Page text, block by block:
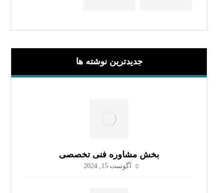
جدیدترین نوشته ها
بخش مشاوره فنی تخصصی
آگوست 15, 2024